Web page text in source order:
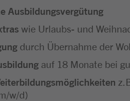
Ausbildungsvergütung
wie Urlaubs- und
durch Übernahme der
auf 18 Monate bei
w/d)